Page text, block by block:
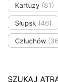
Kartuzy (81)
Słupsk (46)
Człuchów
SZUKAJ